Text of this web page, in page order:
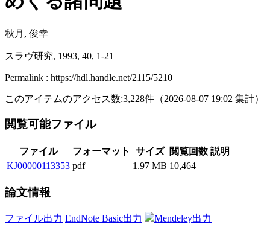
秋月, 俊幸
スラヴ研究, 1993, 40, 1-21
Permalink : https://hdl.handle.net/2115/5210
このアイテムのアクセス数:3,228件 （2026-08-07 19:02 集計）
閲覧可能ファイル
ファイル フォーマット サイズ 閲覧回数 説明
KJ00000113353 pdf 1.97 MB 10,464
論文情報
ファイル出力 EndNote Basic出力 Mendeley出力